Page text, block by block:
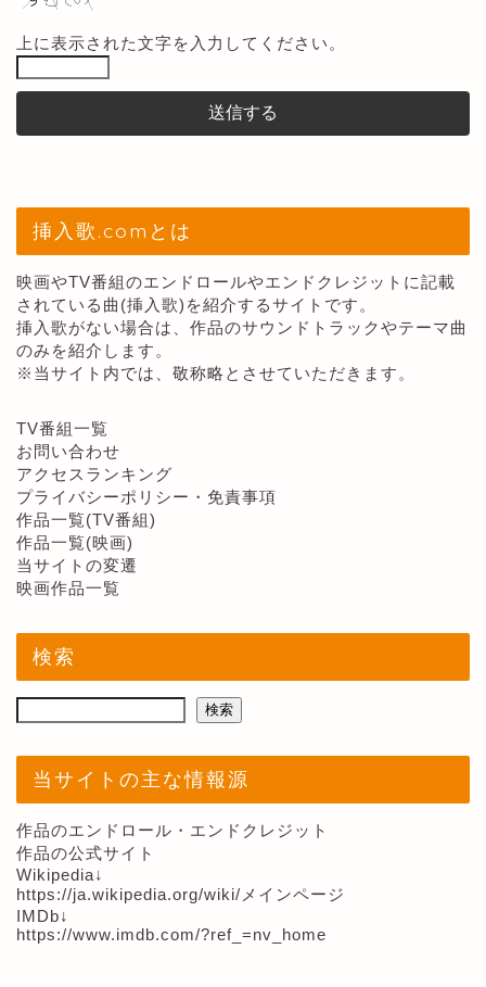
上に表示された文字を入力してください。
挿入歌.comとは
映画やTV番組のエンドロールやエンドクレジットに記載
されている曲(挿入歌)を紹介するサイトです。
挿入歌がない場合は、作品のサウンドトラックやテーマ曲
のみを紹介します。
※当サイト内では、敬称略とさせていただきます。
TV番組一覧
お問い合わせ
アクセスランキング
プライバシーポリシー・免責事項
作品一覧(TV番組)
作品一覧(映画)
当サイトの変遷
映画作品一覧
検索
検索
当サイトの主な情報源
作品のエンドロール・エンドクレジット
作品の公式サイト
Wikipedia↓
https://ja.wikipedia.org/wiki/メインページ
IMDb↓
https://www.imdb.com/?ref_=nv_home